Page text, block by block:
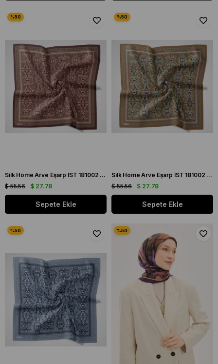
Silk Home Arve Eşarp IST 181002 - 06 Kahverengi Etnik Desen
$ 27.78
$ 55.56
Sepete Ekle
Silk Home Arve Eşarp IST 181002 - 07 Sütlü Kahve Etnik Desen
$ 27.78
$ 55.56
Sepete Ekle